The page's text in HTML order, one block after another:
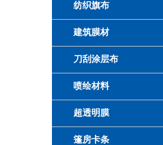
纺织旗布
建筑膜材
刀刮涂层布
喷绘材料
超透明膜
篷房卡条